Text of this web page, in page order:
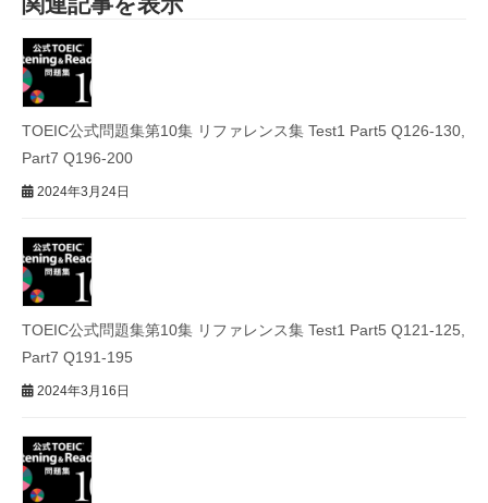
TOEIC公式問題集第10集 リファレンス集 Test1 Part5 Q126-130,
Part7 Q196-200
2024年3月24日
TOEIC公式問題集第10集 リファレンス集 Test1 Part5 Q121-125,
Part7 Q191-195
2024年3月16日